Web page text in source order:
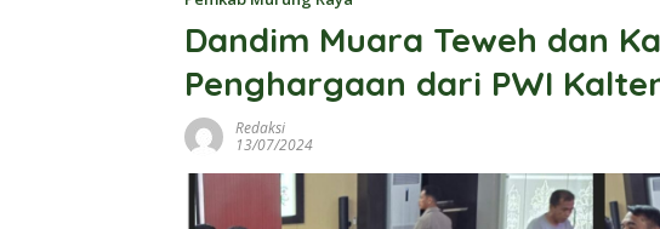
Dandim Muara Teweh dan
Penghargaan dari PWI
Redaksi
13/07/2024